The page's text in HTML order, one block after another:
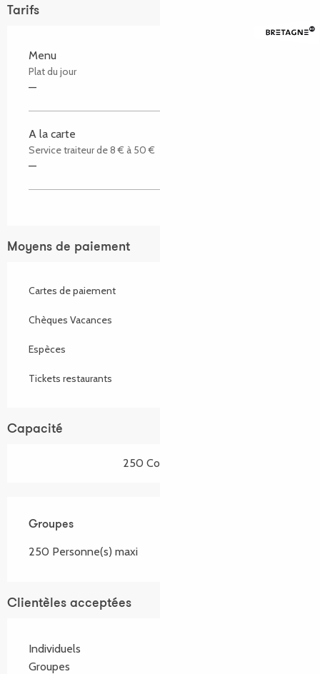
Tarifs
Menu
Plat du jour
—
A la carte
Service traiteur de 8 € à 50 €
—
Moyens de paiement
Cartes de paiement
Chèques Vacances
Espèces
Tickets restaurants
Capacité
250 Couvert(s)
Groupes
Groupes
250 Personne(s) maxi
Clientèles acceptées
Individuels
Groupes